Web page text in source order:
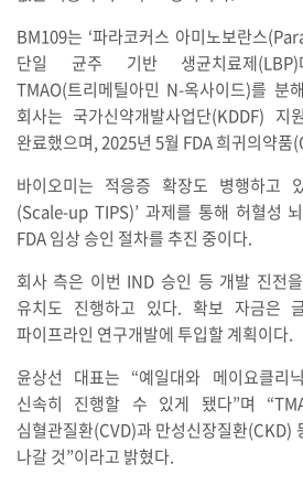
BM109는 ‘파라코커스 아미노보란스
단일 균주 기반 생균치료제
TMAO(트리메틸아민 N-옥사이드)를 분
회사는 국가신약개발사업단(KDDF)
완료했으며, 2025년 5월 FDA 희귀의약품
바이오미는 적응증 확장도 병행하고
(Scale-up TIPS)’ 과제를 통해 허혈성
FDA 임상 승인 절차를 추진 중이다.
회사 측은 이번 IND 승인 등 개발 진전
유치도 진행하고 있다. 확보 자금은
파이프라인 연구개발에 투입할 계획이다.
윤상선 대표는 “예일대와 메이요클리
신속히 진행할 수 있게 됐다”며
심혈관질환(CVD)과 만성신장질환(CKD)
나갈 것”이라고 밝혔다.